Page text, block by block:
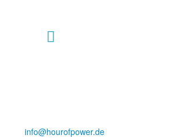
info@hourofpower.de